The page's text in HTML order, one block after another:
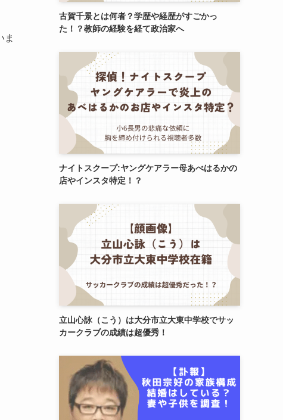
ま
古賀千景とは何者？学歴や経歴がすごかっ
た！？教師の経験を経て政治家へ
ナイトスクープ:ヤングケアラー母あべはるかの
店やインスタ特定！？
立山心詠（こう）は大分市立大東中学校でサッ
カークラブの成績は超優秀！